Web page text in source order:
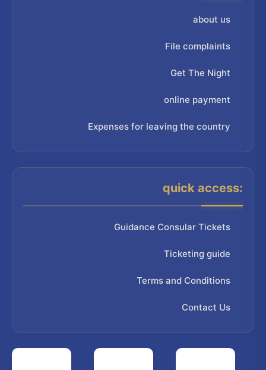
about us
File complaints
Get The Night
online payment
Expenses for leaving the country
quick access:
Guidance Consular Tickets
Ticketing guide
Terms and Conditions
Contact Us